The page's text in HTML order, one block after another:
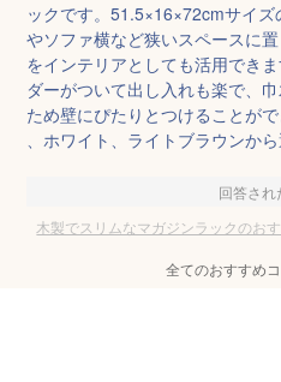
ックです。51.5×16×72cmサイ
やソファ横など狭いスペースに
をインテリアとしても活用でき
ダーがついて出し入れも楽で、
ため壁にぴたりとつけることが
、ホワイト、ライトブラウンから
回答され
木製でスリムなマガジンラックのお
全てのおすすめ